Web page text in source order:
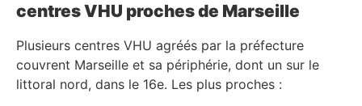
centres VHU proches de Marseille
Plusieurs centres VHU agréés par la préfecture
couvrent Marseille et sa périphérie, dont un sur le
littoral nord, dans le 16e. Les plus proches :